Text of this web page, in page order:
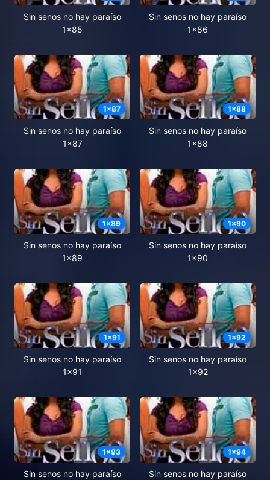
Sin senos no hay paraíso
1x85
Sin senos no hay paraíso
1x86
1x87
Sin senos no hay paraíso
1x87
1x88
Sin senos no hay paraíso
1x88
1x89
Sin senos no hay paraíso
1x89
1x90
Sin senos no hay paraíso
1x90
1x91
Sin senos no hay paraíso
1x91
1x92
Sin senos no hay paraíso
1x92
1x93
Sin senos no hay paraíso
1x94
Sin senos no hay paraíso